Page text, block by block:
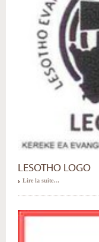
LESOTHO LOGO
Lire la suite…